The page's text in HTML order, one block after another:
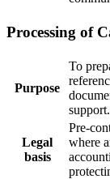
Processing of
Purpose
To
support.
Legal
basis
Pre-
where